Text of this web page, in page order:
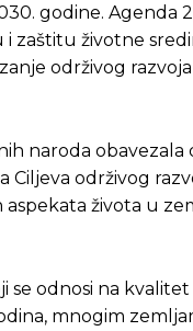
godine. Agenda
i zaštitu životne
održivog razvoja
naroda obavezala
održivog
života u
se odnosi na kvalitet
mnogim